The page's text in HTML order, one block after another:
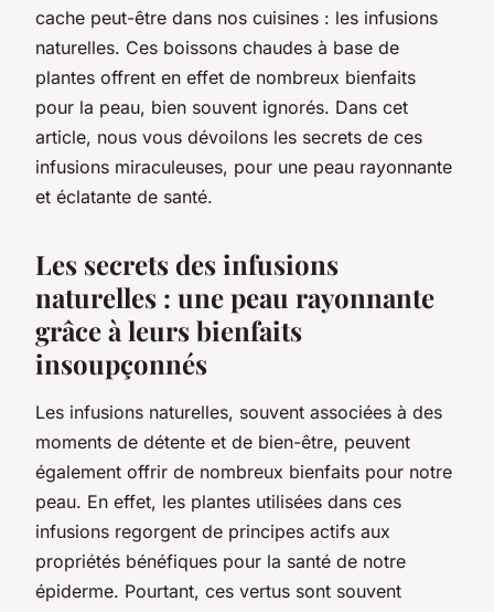
cache peut-être dans nos cuisines : les infusions
naturelles. Ces boissons chaudes à base de
plantes offrent en effet de nombreux bienfaits
pour la peau, bien souvent ignorés. Dans cet
article, nous vous dévoilons les secrets de ces
infusions miraculeuses, pour une peau rayonnante
et éclatante de santé.
Les secrets des infusions
naturelles : une peau rayonnante
grâce à leurs bienfaits
insoupçonnés
Les infusions naturelles, souvent associées à des
moments de détente et de bien-être, peuvent
également offrir de nombreux bienfaits pour notre
peau. En effet, les plantes utilisées dans ces
infusions regorgent de principes actifs aux
propriétés bénéfiques pour la santé de notre
épiderme. Pourtant, ces vertus sont souvent